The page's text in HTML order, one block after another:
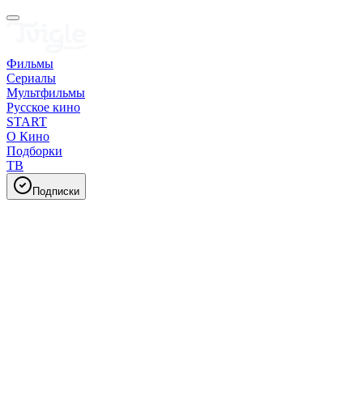
Фильмы
Сериалы
Мультфильмы
Русское кино
START
О Кино
Подборки
ТВ
Подписки